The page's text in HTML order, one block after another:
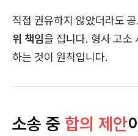
직접 권유하지 않았더라도
위 책임을 집니다. 형사 고소
하는 것이 원칙입니다.
소송 중 합의 제안